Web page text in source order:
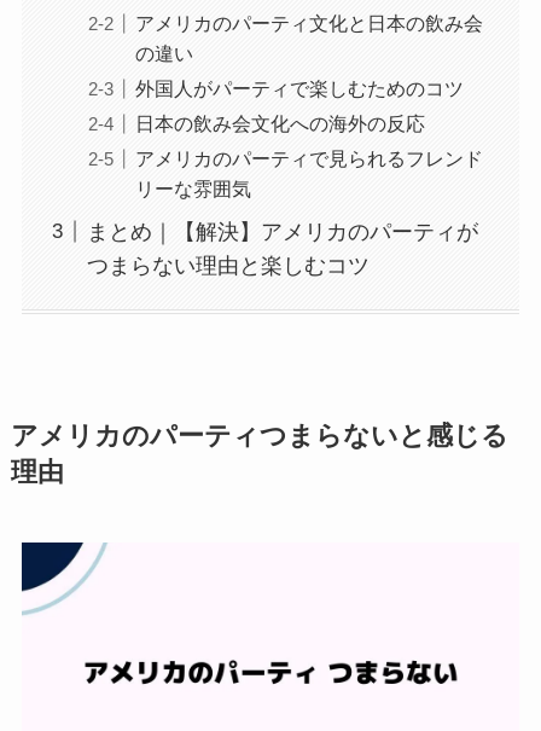
アメリカのパーティ文化と日本の飲み会
の違い
外国人がパーティで楽しむためのコツ
日本の飲み会文化への海外の反応
アメリカのパーティで見られるフレンド
リーな雰囲気
まとめ｜【解決】アメリカのパーティが
つまらない理由と楽しむコツ
アメリカのパーティつまらないと感じる
理由